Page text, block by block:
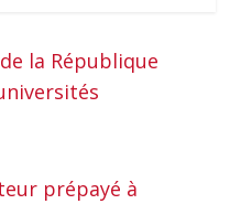
la République
prépayé à